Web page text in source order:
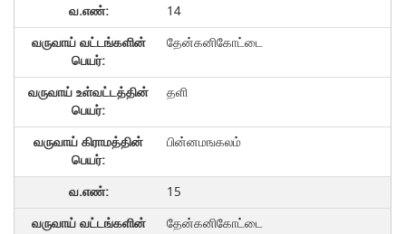
14
தேன்கனிகோட்டை
தளி
பின்னமஙகலம்
15
தேன்கனிகோட்டை